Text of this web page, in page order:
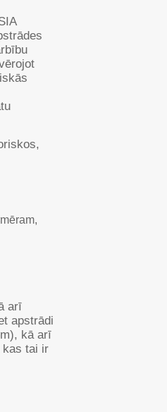
arī
apstrādi
kā arī
kas tai ir